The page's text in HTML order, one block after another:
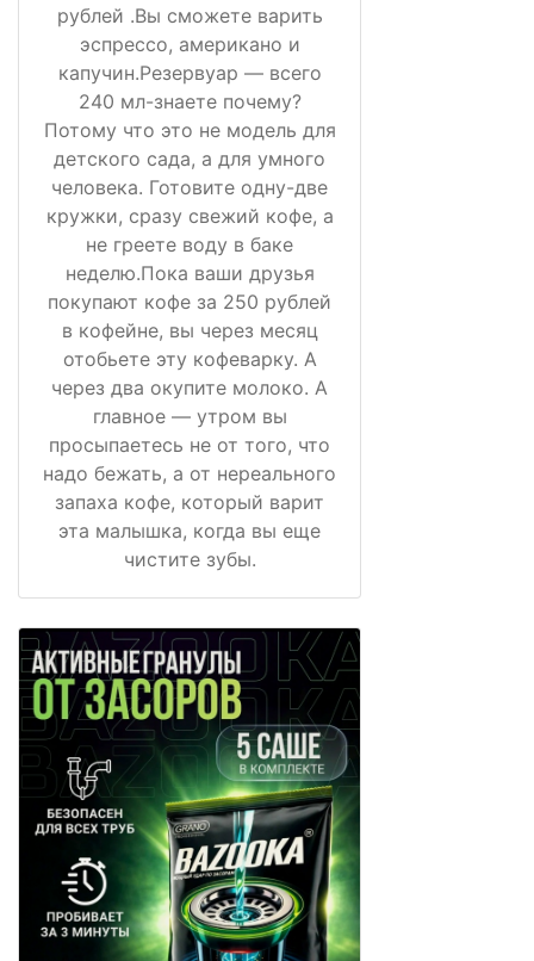
рублей .Вы сможете варить
эспрессо, американо и
капучин.Резервуар — всего
240 мл-знаете почему?
Потому что это не модель для
детского сада, а для умного
человека. Готовите одну-две
кружки, сразу свежий кофе, а
не греете воду в баке
неделю.Пока ваши друзья
покупают кофе за 250 рублей
в кофейне, вы через месяц
отобьете эту кофеварку. А
через два окупите молоко. А
главное — утром вы
просыпаетесь не от того, что
надо бежать, а от нереального
запаха кофе, который варит
эта малышка, когда вы еще
чистите зубы.